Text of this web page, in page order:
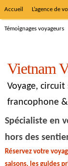
Accueil L’agence de
Témoignages voyageurs
Vietnam
Voyage,
francophone
Spécialiste en
hors des
Réservez votre
saisons, les guides